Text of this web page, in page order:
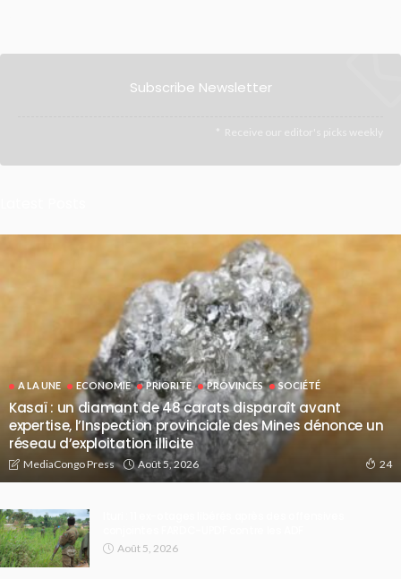
Subscribe Newsletter
Receive our editor's picks weekly
A LA UNE ECONOMIE PRIORITE PROVINCES SOCIÉTÉ
Kasaï : un diamant de 48 carats disparaît avant
expertise, l’Inspection provinciale des Mines dénonce un
réseau d’exploitation illicite
MediaCongo Press Août 5, 2026 24
Août 5, 2026